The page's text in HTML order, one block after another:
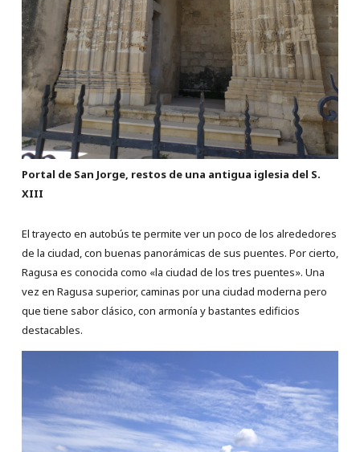
Portal de San Jorge, restos de una antigua iglesia del S.
XIII
El trayecto en autobús te permite ver un poco de los alrededores
de la ciudad, con buenas panorámicas de sus puentes. Por cierto,
Ragusa es conocida como «la ciudad de los tres puentes». Una
vez en Ragusa superior, caminas por una ciudad moderna pero
que tiene sabor clásico, con armonía y bastantes edificios
destacables.